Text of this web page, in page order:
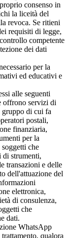
consenso in
la liceità del
revoca. Se ritieni
requisiti di legge,
competente
dei dati
per la
ed educativi e
alle seguenti
offrono servizi di
gruppo di cui fa
postali,
finanziaria,
per la
che
di strumenti,
transazioni e delle
dell'attuazione del
elettronica,
di consulenza,
che
dati.
WhatsApp
qualora